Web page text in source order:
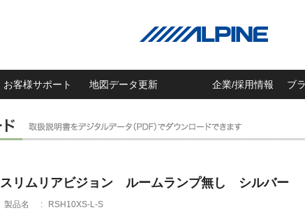
お客様サポート 地図データ更新 企業/採用情報 ブ
スリムリアビジョン ルームランプ無し シルバー
製品名 :
RSH10XS-L-S